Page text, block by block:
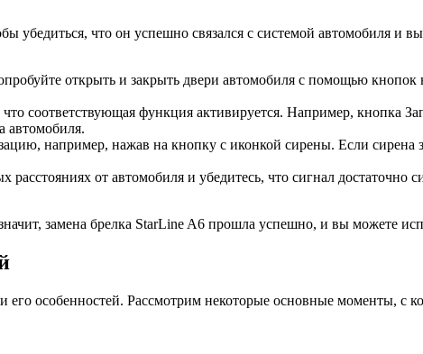
убедиться, что он успешно связался с системой автомобиля и
открыть и закрыть двери автомобиля с помощью кнопок
соответствующая функция активируется. Например, кнопка
автомобиля.
например, нажав на кнопку с иконкой сирены. Если сирена
от автомобиля и убедитесь, что сигнал достаточно
замена брелка StarLine A6 прошла успешно, и вы можете
особенностей. Рассмотрим некоторые основные моменты, с